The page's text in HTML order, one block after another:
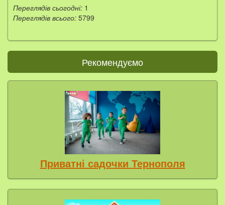
Переглядів сьогодні: 1
Переглядів всього: 5799
Рекомендуємо
Приватні садочки Тернополя